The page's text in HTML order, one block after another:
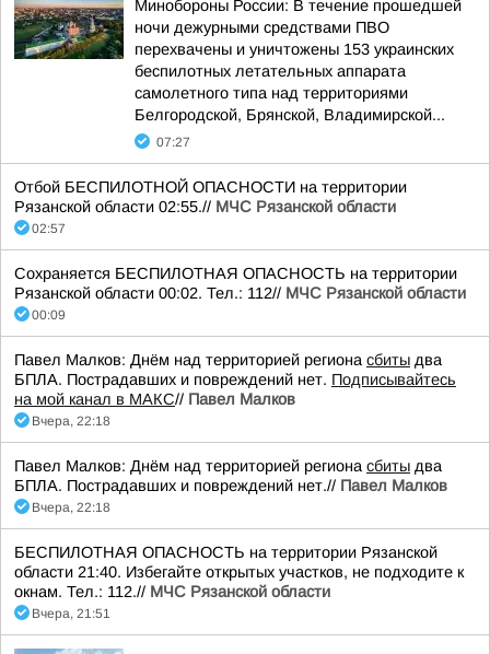
Минобороны России: В течение прошедшей
ночи дежурными средствами ПВО
перехвачены и уничтожены 153 украинских
беспилотных летательных аппарата
самолетного типа над территориями
Белгородской, Брянской, Владимирской...
07:27
Отбой БЕСПИЛОТНОЙ ОПАСНОСТИ на территории
Рязанской области 02:55.// МЧС Рязанской области
02:57
Сохраняется БЕСПИЛОТНАЯ ОПАСНОСТЬ на территории
Рязанской области 00:02. Тел.: 112// МЧС Рязанской области
00:09
Павел Малков: Днём над территорией региона сбиты два
БПЛА. Пострадавших и повреждений нет. Подписывайтесь
на мой канал в МАКС// Павел Малков
Вчера, 22:18
Павел Малков: Днём над территорией региона сбиты два
БПЛА. Пострадавших и повреждений нет.// Павел Малков
Вчера, 22:18
БЕСПИЛОТНАЯ ОПАСНОСТЬ на территории Рязанской
области 21:40. Избегайте открытых участков, не подходите к
окнам. Тел.: 112.// МЧС Рязанской области
Вчера, 21:51